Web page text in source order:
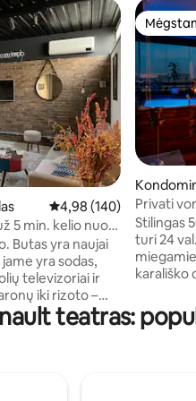
Vidutinis įvertinimas:
4,98 (140)
5 min. kelio nuo
Butas yra naujai
yra sodas,
televizoriai ir
iki rizoto –
yra kaitlentė,
ir mikrobangų
Paulas
Privati
sistema!
Homes
Stilingas
turi 24
karališko
tinka
teatras: